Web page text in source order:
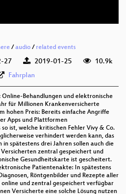
deu
/audio / related events
27 2019-01-25
10.9k
Fahrplan
Online-Behandlungen und elektronische
für Millionen Krankenversicherte
hohen Preis: Bereits einfache Angriffe
Apps und Plattformen
ist, welche kritischen Fehler Vivy & Co.
verhindert werden kann, das
spätestens drei Jahren sollen auch die
zentral gespeichert und
Gesundheitskarte ist gescheitert.
Patientenakte: In spätestens
Röntgenbilder und Rezepte aller
und zentral gespeichert verfügbar
Versicherte eine solche Lösung nutzen